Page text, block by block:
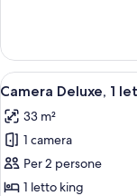
queen,
non
fumatori
(Palace)
Premium,
letti
non
fumatori
(Palace)
Apri
tutte
le
foto
per
Camera
5
Camera Deluxe, 1
33 m²
1 camera
Per 2 persone
1 letto king